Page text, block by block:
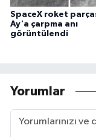
SpaceX roket
Ay'a çarpma anı
görüntülendi
Yorumlar